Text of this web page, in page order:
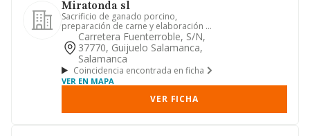
Miratonda sl
Sacrificio de ganado porcino,
preparación de carne y elaboración de
jamones ibéricos.
Carretera Fuenterroble, S/n,
37770, Guijuelo Salamanca,
Salamanca
Coincidencia encontrada en ficha
VER EN MAPA
VER FICHA